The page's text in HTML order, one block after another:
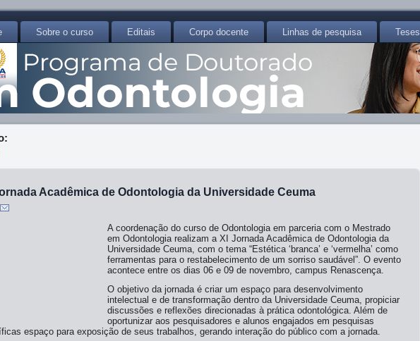
Sobre o curso Editais Corpo docente Linhas de pesquisa Teses
Acadêmica de Odontologia da Universidade Ceuma
A coordenação do curso de Odontologia em parceria com o Mestrado
em Odontologia realizam a XI Jornada Acadêmica de Odontologia da
Universidade Ceuma, com o tema “Estética ‘branca’ e ‘vermelha’ como
ferramentas para o restabelecimento de um sorriso saudável”. O evento
acontece entre os dias 06 e 09 de novembro, campus Renascença.
O objetivo da jornada é criar um espaço para desenvolvimento
intelectual e de transformação dentro da Universidade Ceuma, propiciar
discussões e reflexões direcionadas à prática odontológica. Além de
oportunizar aos pesquisadores e alunos engajados em pesquisas
espaço para exposição de seus trabalhos, gerando interação do público com a jornada.